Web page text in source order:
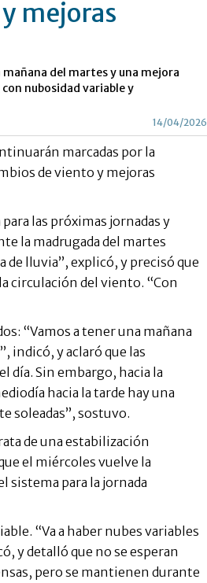
mejoras
del martes y una mejora
nubosidad variable y
14/04/2026
marcadas por la
de viento y mejoras
las próximas jornadas y
la madrugada del martes
lluvia”, explicó, y precisó que
circulación del viento. “Con
“Vamos a tener una mañana
indicó, y aclaró que las
día. Sin embargo, hacia la
hacia la tarde hay una
soleadas”, sostuvo.
de una estabilización
el miércoles vuelve la
para la jornada
“Va a haber nubes variables
y detalló que no se esperan
pero se mantienen durante